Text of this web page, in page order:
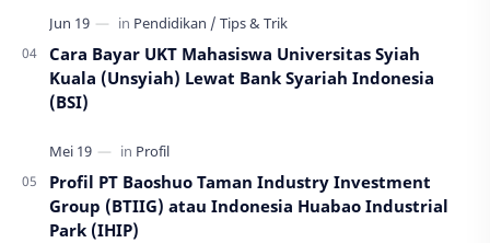
Cara Bayar UKT Mahasiswa Universitas Syiah
Kuala (Unsyiah) Lewat Bank Syariah Indonesia
(BSI)
Profil PT Baoshuo Taman Industry Investment
Group (BTIIG) atau Indonesia Huabao Industrial
Park (IHIP)